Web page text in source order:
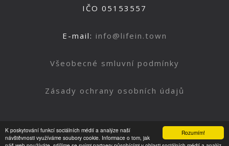
Rozumím!
K poskytování funkcí sociálních médií a analýze naší
návštěvnosti využíváme soubory cookie. Informace o tom, jak
IČO 05153557
E-mail: info@lifein.town
Všeobecné smluvní podmínky
Zásady ochrany osobních údajů
Nahoru